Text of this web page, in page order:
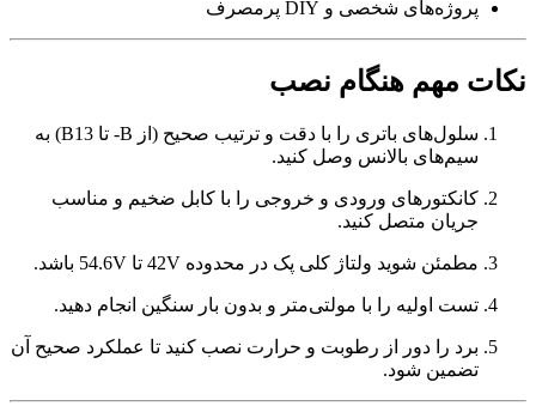
پروژه‌های شخصی و DIY پرمصرف
نکات مهم هنگام نصب
سلول‌های باتری را با دقت و ترتیب صحیح (از B- تا B13) به
سیم‌های بالانس وصل کنید.
کانکتورهای ورودی و خروجی را با کابل ضخیم و مناسب
جریان متصل کنید.
مطمئن شوید ولتاژ کلی پک در محدوده 42V تا 54.6V باشد.
تست اولیه را با مولتی‌متر و بدون بار سنگین انجام دهید.
برد را دور از رطوبت و حرارت نصب کنید تا عملکرد صحیح آن
تضمین شود.